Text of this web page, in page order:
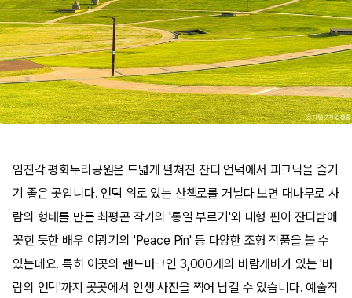
​임진각 평화누리공원은 드넓게 펼쳐진 잔디 언덕에서 피크닉을 즐기
기 좋은 곳입니다. 언덕 위로 있는 산책로를 거닐다 보면 대나무로 사
람의 형태를 만든 최평곤 작가의 '통일 부르기'와 대형 핀이 잔디밭에
꽂힌 듯한 배우 이광기의 'Peace Pin' 등 다양한 조형 작품을 볼 수
있는데요. 특히 이곳의 랜드마크인 3,000개의 바람개비가 있는 '바
람의 언덕'까지 곳곳에서 인생 사진을 찍어 남길 수 있습니다. 예술작